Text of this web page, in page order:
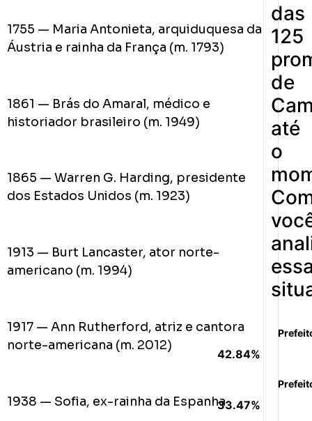
1755 — Maria Antonieta, arquiduquesa da
Áustria e rainha da França (m. 1793)
1861 — Brás do Amaral, médico e
historiador brasileiro (m. 1949)
1865 — Warren G. Harding, presidente
dos Estados Unidos (m. 1923)
1913 — Burt Lancaster, ator norte-
americano (m. 1994)
1917 — Ann Rutherford, atriz e cantora
norte-americana (m. 2012)
1938 — Sofia, ex-rainha da Espanha
das
125
de
até
o
42.84%
33.47%